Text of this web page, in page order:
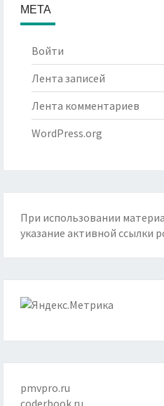
МЕТА
Войти
Лента записей
Лента комментариев
WordPress.org
При использовании
указание активной ссылки
pmvpro.ru